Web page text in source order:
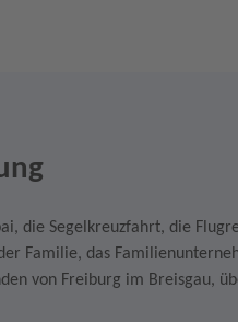
die Segelkreuzfahrt, die
Familie, das
von Freiburg im Breisgau,